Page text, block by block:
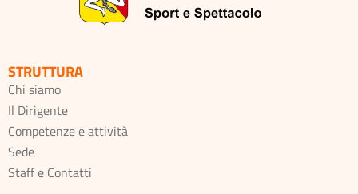
STRUTTURA
Chi siamo
Il Dirigente
Competenze e attività
Sede
Staff e Contatti